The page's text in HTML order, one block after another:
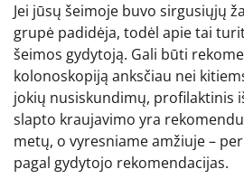
Jei jūsų šeimoje buvo sirgusiųjų
grupė padidėja, todėl apie tai
šeimos gydytoją. Gali būti
kolonoskopiją anksčiau nei
jokių nusiskundimų, profilaktinis
slapto kraujavimo yra
metų, o vyresniame amžiuje –
pagal gydytojo rekomendacijas.